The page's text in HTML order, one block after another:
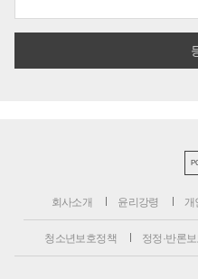
회사소개 윤리강령 개
청소년보호정책 정정·반론